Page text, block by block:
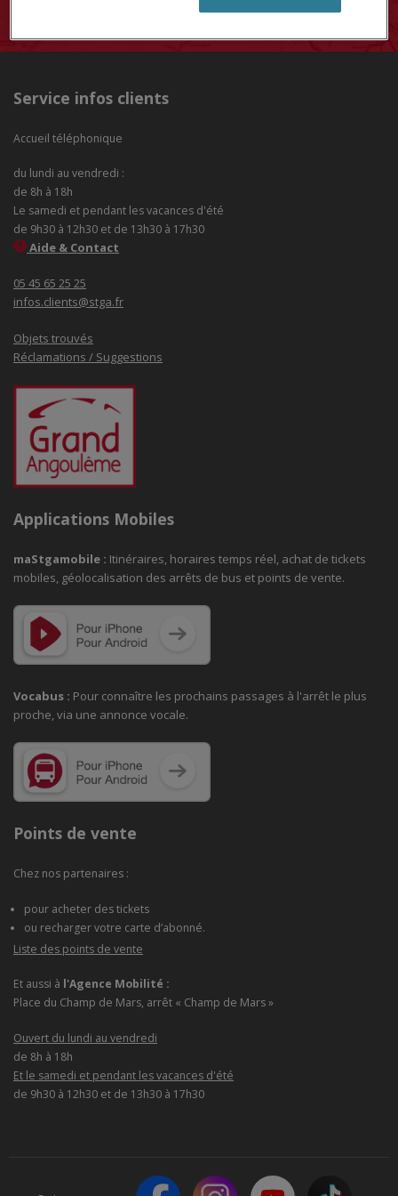
Service infos clients
Accueil téléphonique
du lundi au vendredi :
de 8h à 18h
Le samedi et pendant les vacances d'été
de 9h30 à 12h30 et de 13h30 à 17h30
Aide & Contact
05 45 65 25 25
infos.clients@stga.fr
Objets trouvés
Réclamations / Suggestions
Applications Mobiles
maStgamobile : Itinéraires, horaires temps réel, achat de tickets
mobiles, géolocalisation des arrêts de bus et points de vente.
Vocabus : Pour connaître les prochains passages à l'arrêt le plus
proche, via une annonce vocale.
Points de vente
Chez nos partenaires :
pour acheter des tickets
ou recharger votre carte d’abonné.
Liste des points de vente
Et aussi à l'Agence Mobilité :
Place du Champ de Mars, arrêt « Champ de Mars »
Ouvert du lundi au vendredi
de 8h à 18h
Et le samedi et pendant les vacances d'été
de 9h30 à 12h30 et de 13h30 à 17h30